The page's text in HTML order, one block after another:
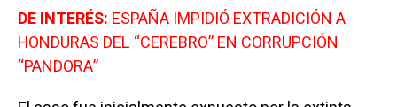
DE INTERÉS: ESPAÑA IMPIDIÓ EXTRADICIÓN A
HONDURAS DEL “CEREBRO” EN CORRUPCIÓN
“PANDORA”